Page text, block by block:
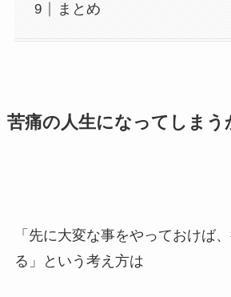
まとめ
苦痛の人生になってしまう
「先に大変な事をやっておけば
る」という考え方は